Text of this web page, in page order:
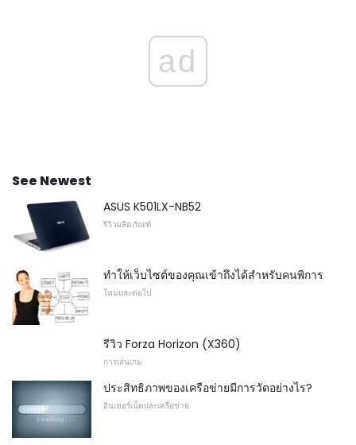
ad
See Newest
ASUS K501LX-NB52
รีวิวผลิตภัณฑ์
ทำให้เว็บไซต์ของคุณเข้าถึงได้สำหรับคนพิการ
ใหม่และต่อไป
รีวิว Forza Horizon (X360)
การเล่นเกม
ประสิทธิภาพของเครือข่ายมีการวัดอย่างไร?
อินเทอร์เน็ตและเครือข่าย